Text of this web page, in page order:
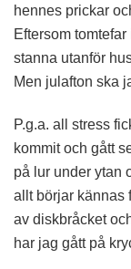
hennes prickar
Eftersom
stanna utanför
Men julafton ska
P.g.a. all stress
kommit och gått
på lur under ytan
allt börjar kännas
av diskbråcket
har jag gått på